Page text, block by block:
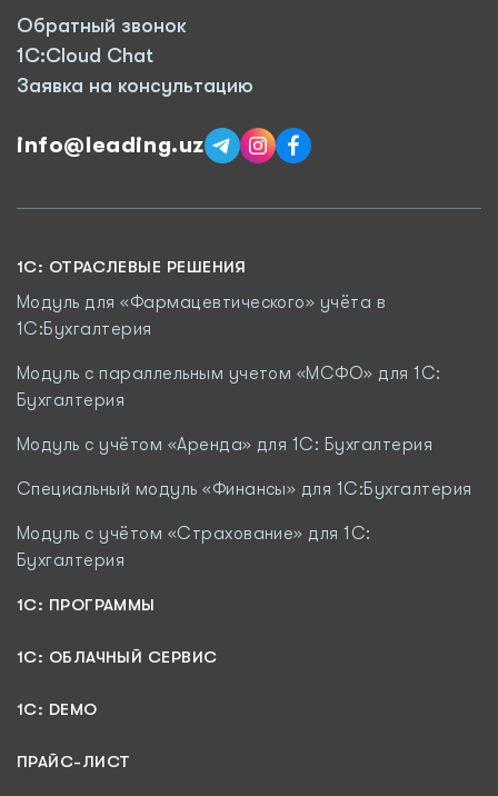
Обратный звонок
1C:Cloud Chat
Заявка на консультацию
info@leading.uz
1C: ОТРАСЛЕВЫЕ РЕШЕНИЯ
Модуль для «Фармацевтического» учёта в
1С:Бухгалтерия
Модуль с параллельным учетом «МСФО» для 1С:
Бухгалтерия
Модуль с учётом «Аренда» для 1С: Бухгалтерия
Специальный модуль «Финансы» для 1С:Бухгалтерия
Модуль c учётом «Страхование» для 1С:
Бухгалтерия
1С: ПРОГРАММЫ
1C: ОБЛАЧНЫЙ СЕРВИС
1C: DEMO
ПРАЙС-ЛИСТ